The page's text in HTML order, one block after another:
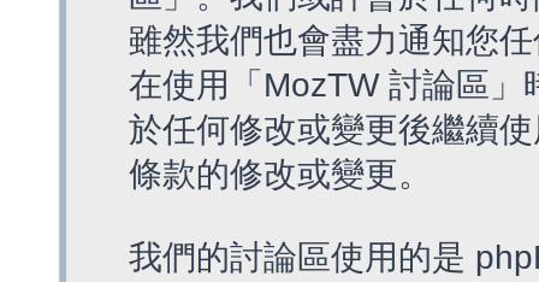
雖然我們也會盡力通知您
在使用「MozTW 討論區
於任何修改或變更後繼續
條款的修改或變更。
我們的討論區使用的是